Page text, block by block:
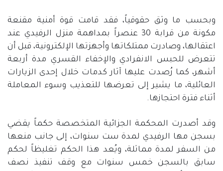
وبحسب ما وثق حقوقياً، فقد قامت قوة أمنية مقنعة
مكونة من قرابة
عنصراً بمداهمة منزل الرفيدي عند
اعتقالها، وصادرت ممتلكاتها وأجهزتها الإلكترونية، قبل أن
تتعرض للحبس الانفرادي والإخفاء القسري مدة أربعة
أشهر، كما رُصدت عليها آثار كدمات خلال إحدى الزيارات
العائلية، ما يشير إلى تعرضها للتعذيب وسوء المعاملة
أثناء فترة احتجازها.
وقد أصدرت المحكمة الجزائية المتخصصة حكماً يقضي
بسجن مها الرفيدي لمدة ست سنوات، إلى جانب منعها
من السفر لمدة مماثلة، ويُعد هذا الحكم تغليظاً لحكم
سابق بالسجن خمس سنوات مع وقف تنفيذ نصف